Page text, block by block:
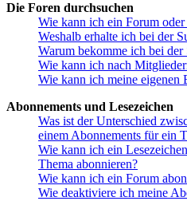
Die Foren durchsuchen
Wie kann ich ein Forum
Weshalb erhalte ich bei der
Warum bekomme ich bei der
Wie kann ich nach
Wie kann ich meine eigenen
Abonnements und Lesezeichen
Was ist der Unterschied
einem Abonnements für ein
Wie kann ich ein
Thema abonnieren?
Wie kann ich ein Forum
Wie deaktiviere ich meine